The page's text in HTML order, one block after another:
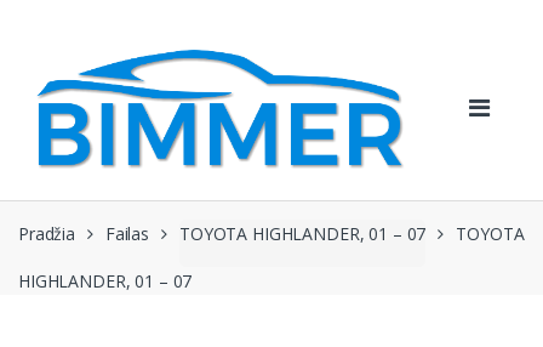
navigacijos
Pradžia Failas TOYOTA HIGHLANDER, 01 – 07 TOYOTA
HIGHLANDER, 01 – 07